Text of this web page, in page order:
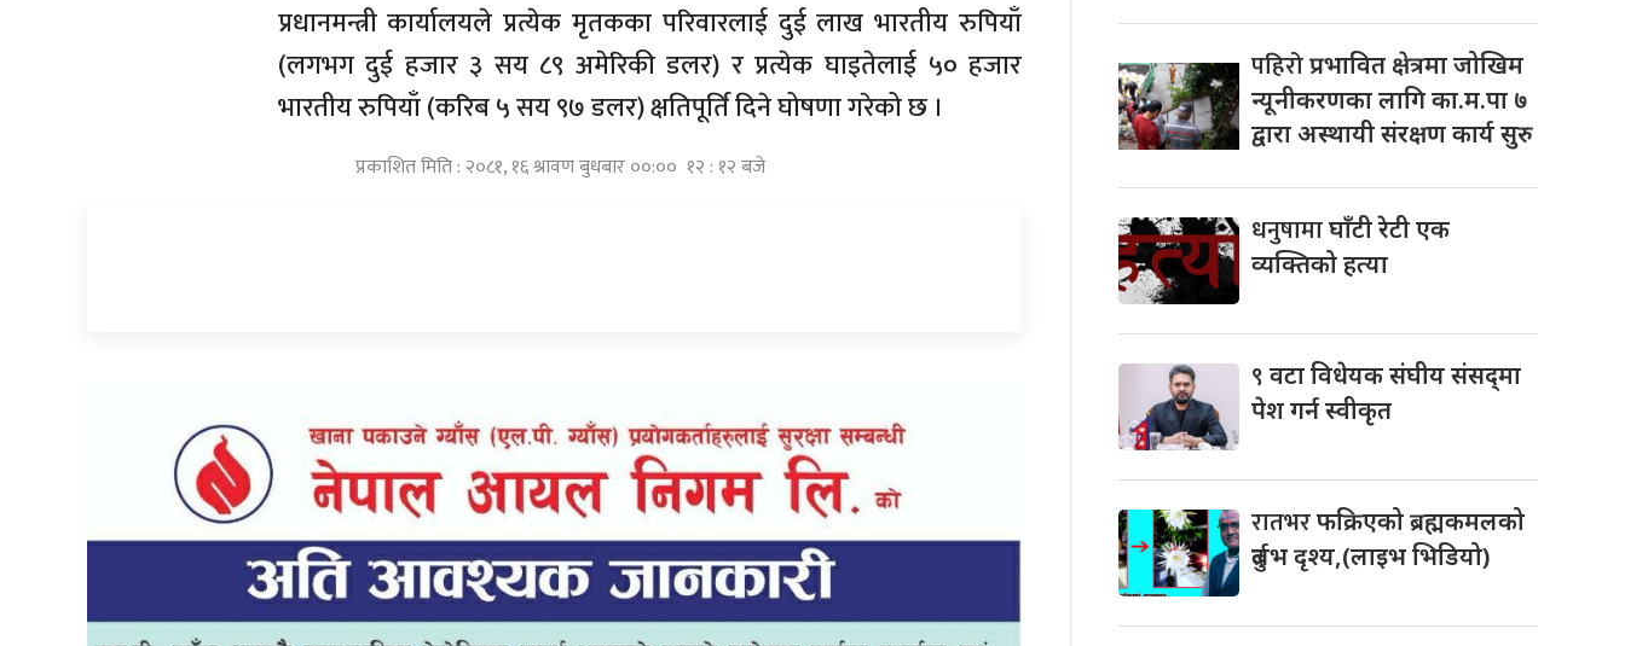
प्रधानमन्त्री कार्यालयले प्रत्येक मृतकका परिवारलाई दुई लाख भारतीय रुपियाँ
(लगभग दुई हजार ३ सय ८९ अमेरिकी डलर) र प्रत्येक घाइतेलाई ५० हजार
भारतीय रुपियाँ (करिब ५ सय ९७ डलर) क्षतिपूर्ति दिने घोषणा गरेको छ ।
प्रकाशित मिति : २०८१, १६ श्रावण बुधबार ००:०० १२ : १२ बजे
पहिरोप्रभावित क्षेत्रमा जोखिम
न्यूनीकरणका लागि का.म.पा ७
द्वारा अस्थायी संरक्षण कार्य सुरु
धनुषामाघाँटी रेटी एक
व्यक्तिको हत्या
९वटा विधेयक संघीय संसद्‌मा
पेश गर्न स्वीकृत
रातभरफक्रिएको ब्रह्मकमलको
दुर्लभ दृश्य,(लाइभ भिडियो)